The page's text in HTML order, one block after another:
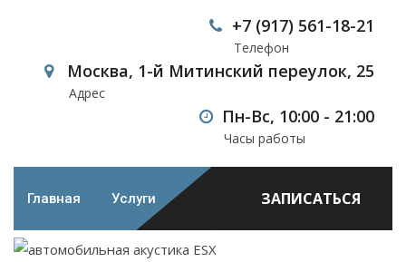
+7 (917) 561-18-21
Телефон
Москва, 1-й Митинский переулок, 25
Адрес
Пн-Вс, 10:00 - 21:00
Часы работы
Главная Услуги ЗАПИСАТЬСЯ
акустика ESX
Car Custom>Case Studies>Автозвук>Автомобильная
акустика ESX